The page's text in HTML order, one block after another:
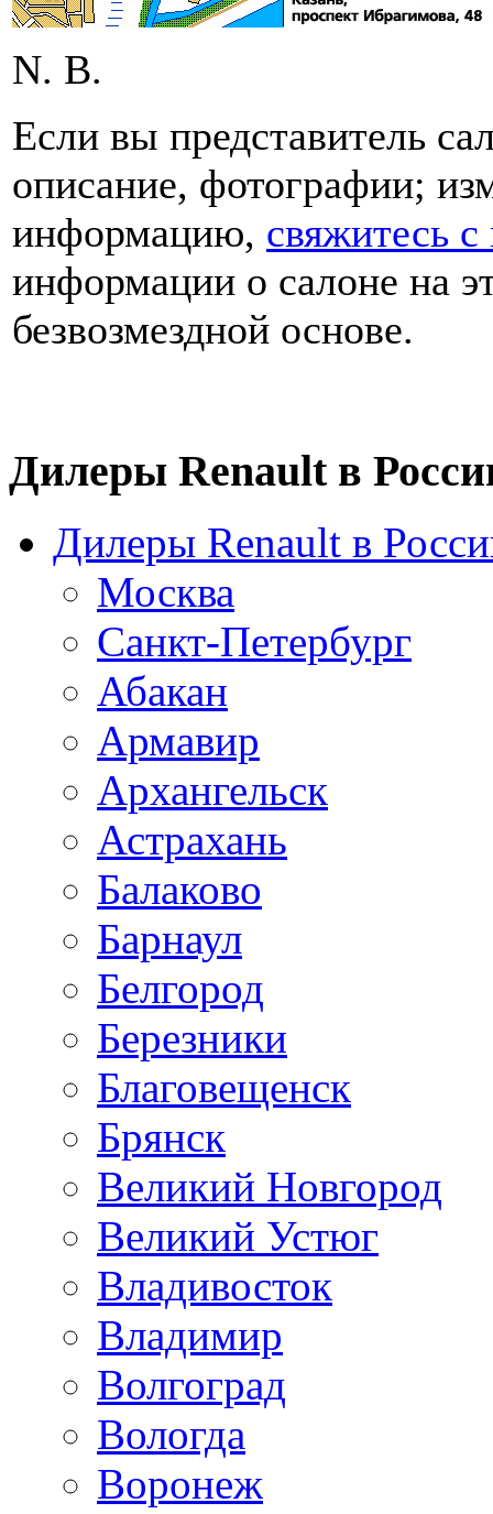
N. B.
Если вы представитель
описание, фотографии;
информацию, свяжитесь
информации о салоне на
безвозмездной основе.
Дилеры Renault в
Дилеры Renault в
Москва
Санкт-Петербург
Абакан
Армавир
Архангельск
Астрахань
Балаково
Барнаул
Белгород
Березники
Благовещенск
Брянск
Великий Новгород
Великий Устюг
Владивосток
Владимир
Волгоград
Вологда
Воронеж